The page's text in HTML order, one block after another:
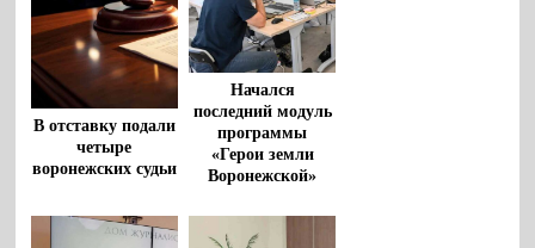
В отставку подали
четыре
воронежских судьи
Начался
последний модуль
программы
«Герои земли
Воронежской»